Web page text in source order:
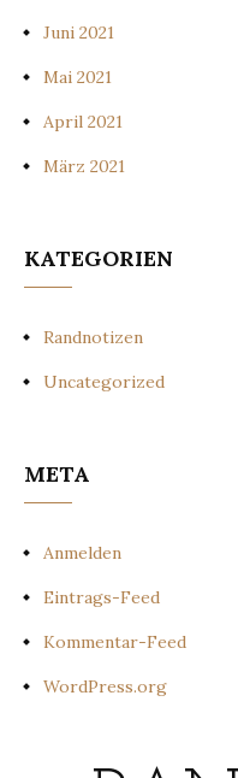
Juni 2021
Mai 2021
April 2021
März 2021
KATEGORIEN
Randnotizen
Uncategorized
META
Anmelden
Eintrags-Feed
Kommentar-Feed
WordPress.org